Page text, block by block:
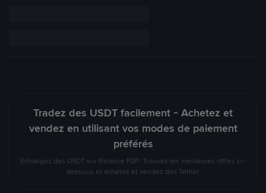
Tradez des USDT facilement - Achetez et
vendez en utilisant vos modes de paiement
préférés
Échangez des USDT sur Binance P2P. Trouvez les meilleures offres ci-
dessous et achetez et vendez des Tether